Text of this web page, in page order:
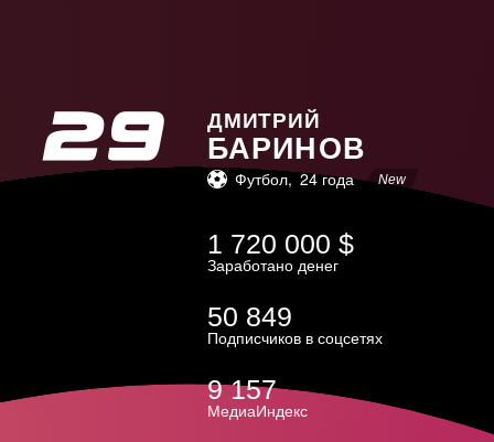
Дзюба
Загитова
Кокорин
Акинфеев
Поветкин
Медведева
ДМИТРИЙ
БАРИНОВ
Футбол 24 года New
1 720 000 $
Заработано денег
50 849
Подписчиков в соцсетях
9 157
МедиаИндекс